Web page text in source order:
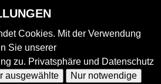
Cookies. Mit der Verwendung
Sie unserer
zu. Privatsphäre und Datenschutz
ausgewählte
Nur notwendige